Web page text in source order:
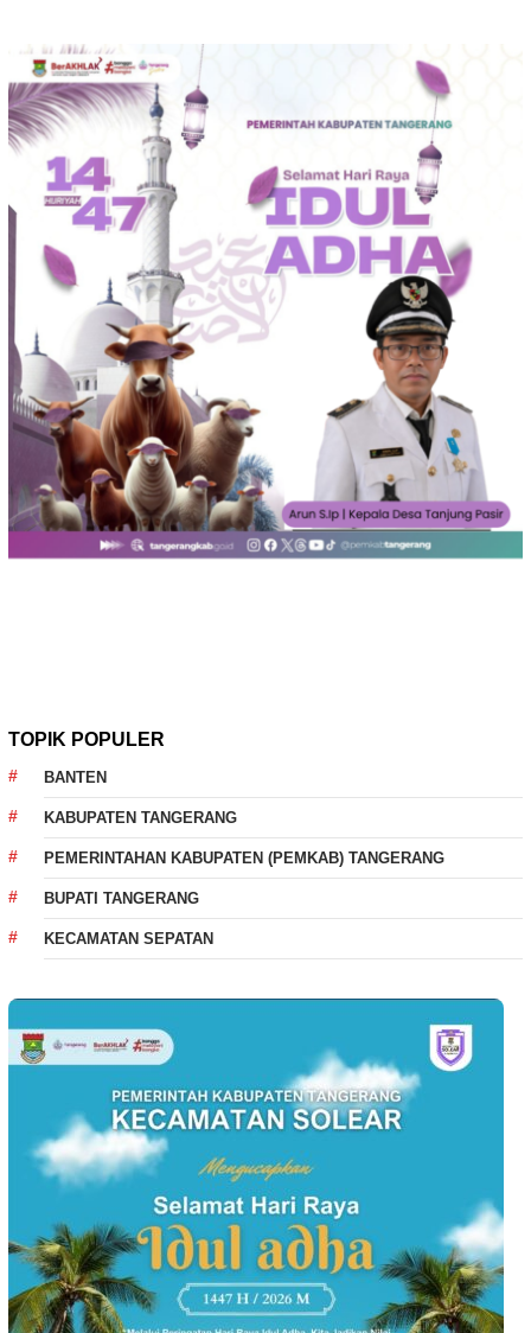
TOPIK POPULER
BANTEN
KABUPATEN TANGERANG
PEMERINTAHAN KABUPATEN (PEMKAB) TANGERANG
BUPATI TANGERANG
KECAMATAN SEPATAN